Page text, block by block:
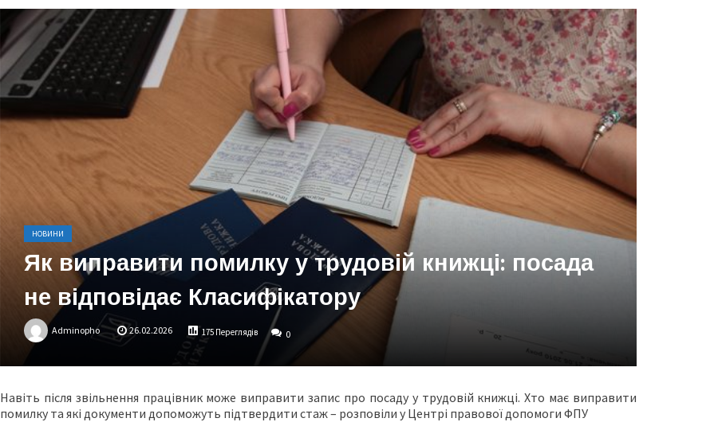
НОВИНИ
Як виправити помилку у трудовій книжці: посада
не відповідає Класифікатору
Adminopho 26.02.2026 175 Переглядів 0
Навіть після звільнення працівник може виправити запис про посаду у трудовій книжці. Хто має виправити
помилку та які документи допоможуть підтвердити стаж – розповіли у Центрі правової допомоги ФПУ